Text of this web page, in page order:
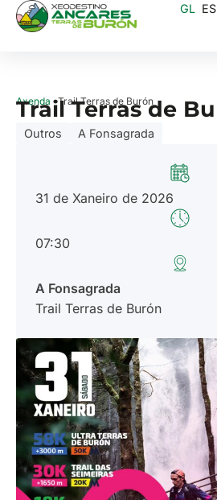
GL ES
Axenda · Trail Terras de Burón
Trail Terras de
Outros A Fonsagrada
31 de Xaneiro de 2026
07:30
A Fonsagrada
Trail Terras de Burón